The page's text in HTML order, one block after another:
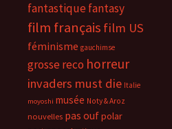
fantastiquefantasy
film français film US
féminisme gauchimse
grosse reco horreur
invaders must die Italie
moyoshi musée Noty & Aroz
nouvelles pas oufpolar